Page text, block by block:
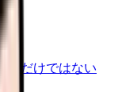
」だけではない